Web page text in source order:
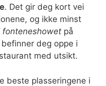
. Det gir deg kort vei
og ikke minst
på
deg oppe i
med utsikt.
beste plasseringene i